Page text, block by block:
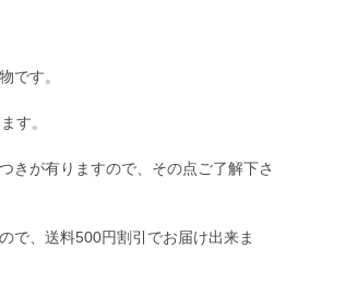
です。
す。
きが有りますので、その点ご了解下さ
で、送料500円割引でお届け出来ま